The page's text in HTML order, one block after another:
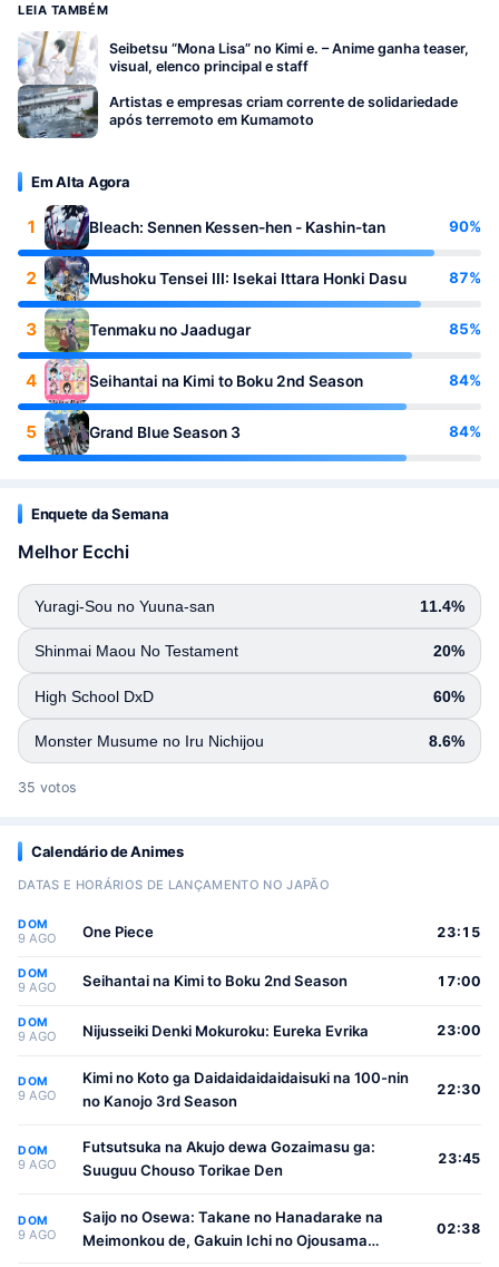
LEIA TAMBÉM
Seibetsu “Mona Lisa” no Kimi e. – Anime ganha teaser,
visual, elenco principal e staff
Artistas e empresas criam corrente de solidariedade
após terremoto em Kumamoto
Em Alta Agora
1 Bleach: Sennen Kessen-hen - Kashin-tan 90%
2 Mushoku Tensei III: Isekai Ittara Honki Dasu 87%
3 Tenmaku no Jaadugar 85%
4 Seihantai na Kimi to Boku 2nd Season 84%
5 Grand Blue Season 3 84%
Enquete da Semana
Melhor Ecchi
Yuragi-Sou no Yuuna-san 11.4%
Shinmai Maou No Testament 20%
High School DxD 60%
Monster Musume no Iru Nichijou 8.6%
35 votos
Calendário de Animes
DATAS E HORÁRIOS DE LANÇAMENTO NO JAPÃO
DOM
9 AGO One Piece 23:15
DOM
9 AGO Seihantai na Kimi to Boku 2nd Season 17:00
DOM
9 AGO Nijusseiki Denki Mokuroku: Eureka Evrika 23:00
DOM
9 AGO
Kimi no Koto ga Daidaidaidaidaisuki na 100-nin
no Kanojo 3rd Season
22:30
DOM
9 AGO
Futsutsuka na Akujo dewa Gozaimasu ga:
Suuguu Chouso Torikae Den
23:45
DOM
9 AGO
Saijo no Osewa: Takane no Hanadarake na
Meimonkou de, Gakuin Ichi no Ojousama
02:38